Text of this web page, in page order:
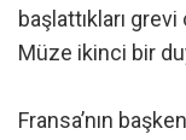
başlattıkları
Müze ikinci bir
Fransa’nın